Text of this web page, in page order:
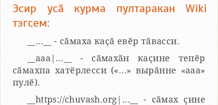
Эсир усӑ курма пултаракан Wiki
тэгсем:
__...__ - сӑмаха каҫӑ евӗр тӑвасси.
__aaa|...__ - сӑмахӑн каҫине тепӗр
сӑмахпа хатӗрлесси («...» вырӑнне «ааа»
пулӗ).
__https://chuvash.org|...__ - сӑмах ҫине